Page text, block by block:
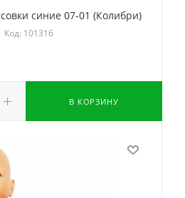
синие 07-01 (Колибри)
Код: 101316
В КОРЗИНУ